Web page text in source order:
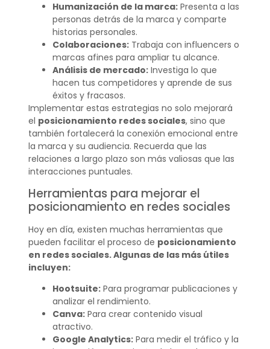
Humanización de la marca:Presenta a las
personas detrás de la marca y comparte
historias personales.
Colaboraciones:Trabaja con influencers o
marcas afines para ampliar tu alcance.
Análisis de mercado:Investiga lo que
hacen tus competidores y aprende de sus
éxitos y fracasos.
Implementar estas estrategias no solo mejorará
el posicionamiento redes sociales, sino que
también fortalecerá la conexión emocional entre
la marca y su audiencia. Recuerda que las
relaciones a largo plazo son más valiosas que las
interacciones puntuales.
Herramientas para mejorar el
posicionamiento en redes sociales
Hoy en día, existen muchas herramientas que
pueden facilitar el proceso de posicionamiento
en redes sociales. Algunas de las más útiles
incluyen:
Hootsuite:Para programar publicaciones y
analizar el rendimiento.
Canva:Para crear contenido visual
atractivo.
Google Analytics:Para medir el tráfico y la